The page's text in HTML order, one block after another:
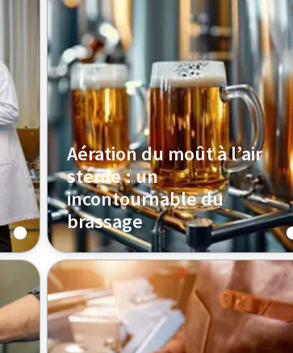
Aération du moût à l’air
stérile : un
incontournable du
brassage
Découvrez comment la filtration
de l’air stérile protège l’aération du
moût, prévient la contamination et
aide les brasseurs à garantir une
bière propre et homogène, lot